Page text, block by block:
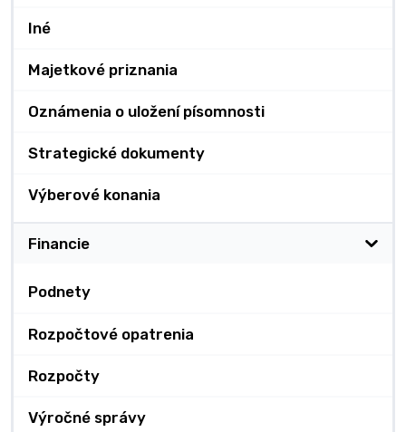
Iné
Majetkové priznania
Oznámenia o uložení písomnosti
Strategické dokumenty
Výberové konania
Financie
Podnety
Rozpočtové opatrenia
Rozpočty
Výročné správy